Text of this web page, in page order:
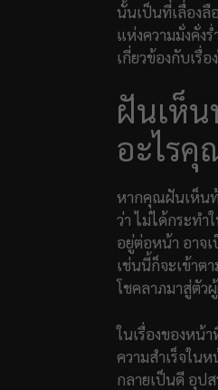
นั้นเป็นที่เลื่องลื
แห่งความมั่งคั่ง
เกี่ยวข้องกับเรื่อ
ฝันเห็
อะไรคุ
หากคุณฝันเห็นท้
ว่า ไม่ได้กระท
อยู่ต่อหน้า อาจ
เช่นนี้ก็จะเข้าต
โชคลาภมาสู่ตัว
ในเรื่องของหน้
ความสำเร็จใน
กลายเป็นดี อุป